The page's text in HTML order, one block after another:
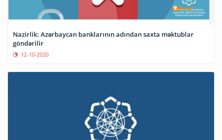
Nazirlik: Azərbaycan banklarının adından saxta məktublar
göndərilir
12-10-2020